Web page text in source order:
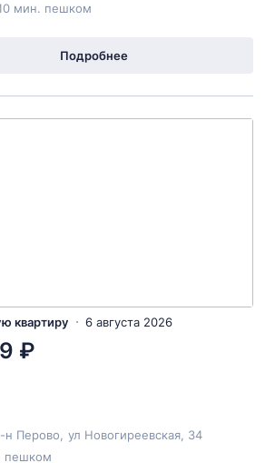
мин. пешком
Подробнее
квартиру 6 августа 2026
₽
н Перово ул Новогиреевская , 34
пешком